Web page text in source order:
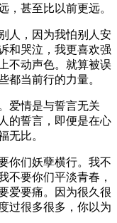
，甚至比以前更远。
人，因为我怕别人安
和哭泣，我更喜欢强
不动声色。就算被误
都当前行的力量。
爱情是与誓言无关
的誓言，即便是在心
无比。
你们妖孽横行。我不
不要你们平淡青春，
爱要痛。因为很久很
过很多很多，你以为